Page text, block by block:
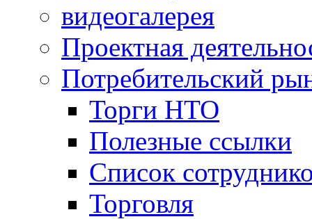
видеогалерея
Проектная
Потребительский
Торги НТО
Полезные ссылки
Список
Торговля